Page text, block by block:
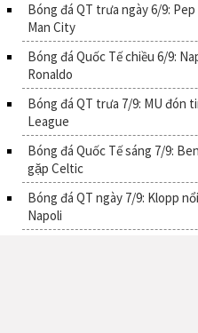
Bóng đá QT trưa ngày 6/9:
Man City
Bóng đá Quốc Tế chiều 6/9:
Ronaldo
Bóng đá QT trưa 7/9: MU đón
League
Bóng đá Quốc Tế sáng 7/9:
gặp Celtic
Bóng đá QT ngày 7/9: Klopp
Napoli